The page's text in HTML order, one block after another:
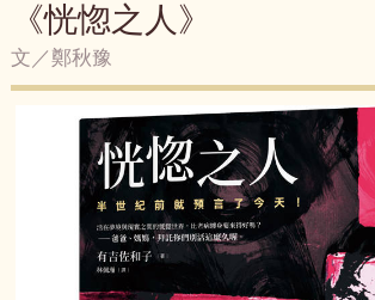
《恍惚之人》
文／鄭秋豫